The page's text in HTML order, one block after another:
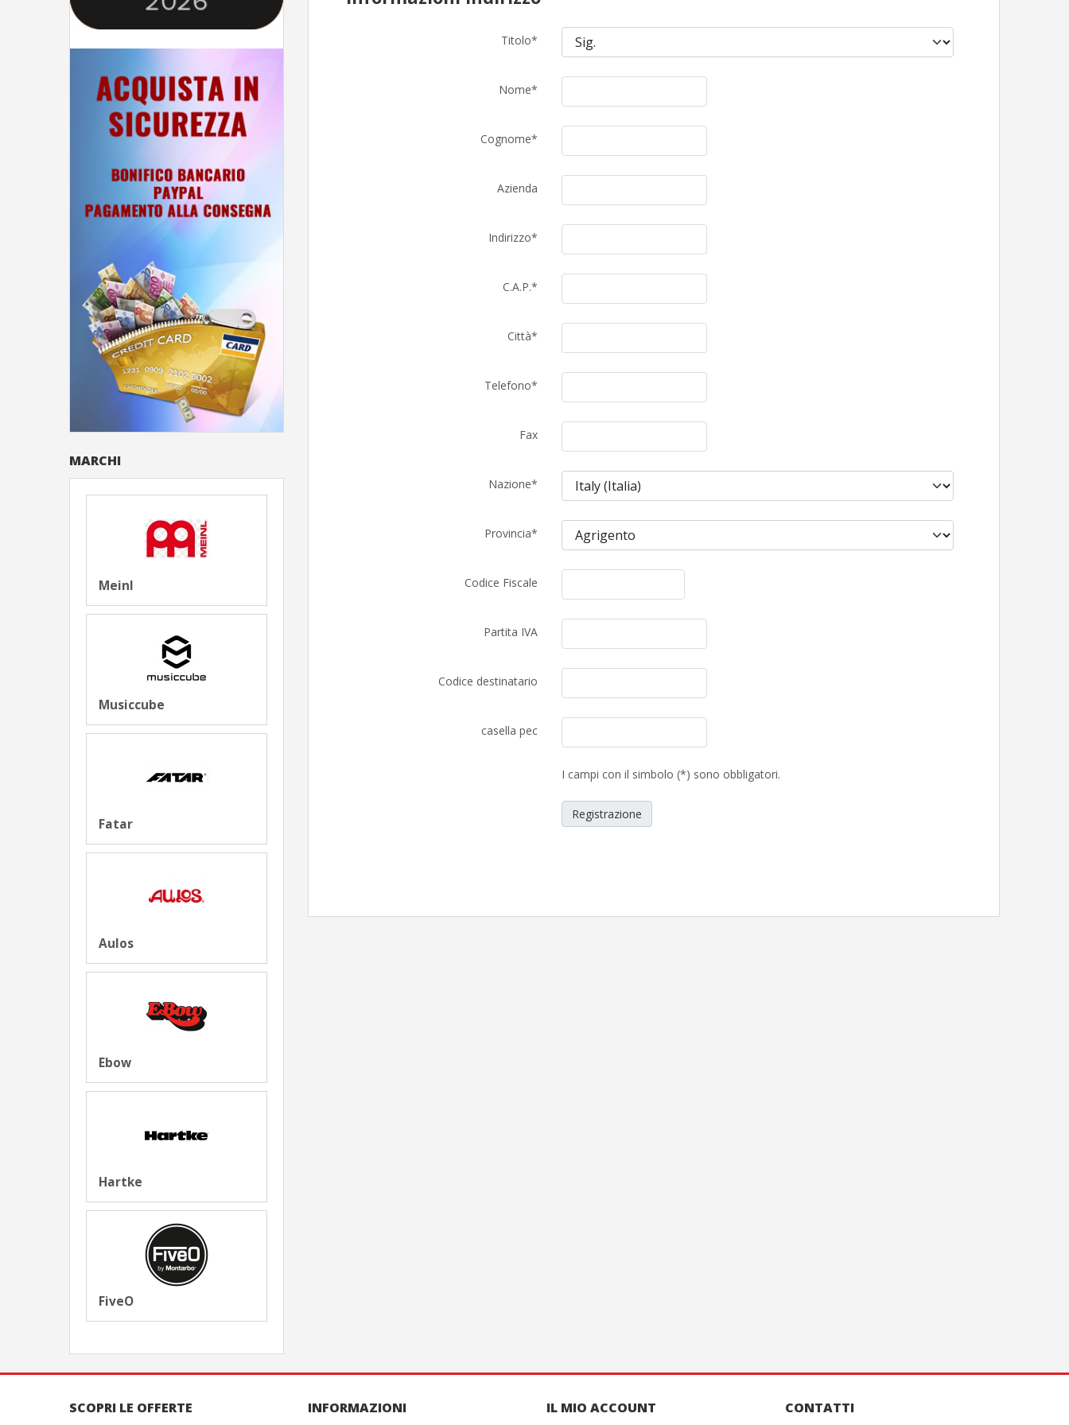
MARCHI
Meinl
Musiccube
Fatar
Aulos
Ebow
Hartke
FiveO
Titolo*
Nome*
Cognome*
Azienda
Indirizzo*
C.A.P.*
Città*
Telefono*
Fax
Nazione*
Provincia*
Codice Fiscale
Partita IVA
Codice destinatario
casella pec
I campi con il simbolo (*) sono obbligatori.
Registrazione
SCOPRI LE OFFERTE INFORMAZIONI IL MIO ACCOUNT CONTATTI